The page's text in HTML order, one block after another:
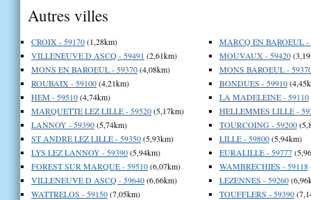
Autres villes
CROIX - 59170(1,28km)
VILLENEUVE D ASCQ - 59491 (2,61km)
MONS EN BAROEUL - 59370(4,08km)
ROUBAIX - 59100(4,21km)
HEM - 59510(4,74km)
MARQUETTE LEZ LILLE - 59520(5,17km)
LANNOY - 59390(5,74km)
ST ANDRE LEZ LILLE - 59350(5,93km)
LYS LEZ LANNOY - 59390(5,94km)
FOREST SUR MARQUE - 59510(6,07km)
VILLENEUVE D ASCQ - 59640(6,66km)
WATTRELOS - 59150(7,05km)
MARCQ EN BAROEUL -
MOUVAUX - 59420
MONS BAROEUL -
BONDUES - 59910
LA MADELEINE - 59110
HELLEMMES LILLE -
TOURCOING - 59200
LILLE - 59800(5,94km)
EURALILLE - 59777
WAMBRECHIES - 59118
LEZENNES - 59260
TOUFFLERS - 59390